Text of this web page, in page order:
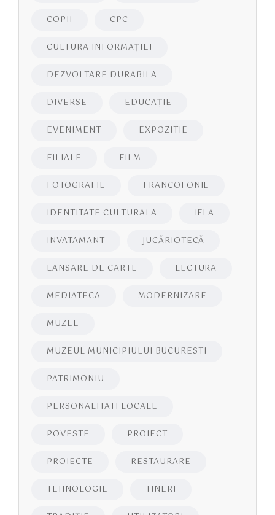
COPII CPC
CULTURA INFORMAŢIEI
DEZVOLTARE DURABILA
DIVERSE EDUCAŢIE
EVENIMENT EXPOZITIE
FILIALE FILM
FOTOGRAFIE FRANCOFONIE
IDENTITATE CULTURALA IFLA
INVATAMANT JUCĂRIOTECĂ
LANSARE DE CARTE LECTURA
MEDIATECA MODERNIZARE
MUZEE
MUZEUL MUNICIPIULUI BUCURESTI
PATRIMONIU
PERSONALITATI LOCALE
POVESTE PROIECT
PROIECTE RESTAURARE
TEHNOLOGIE TINERI